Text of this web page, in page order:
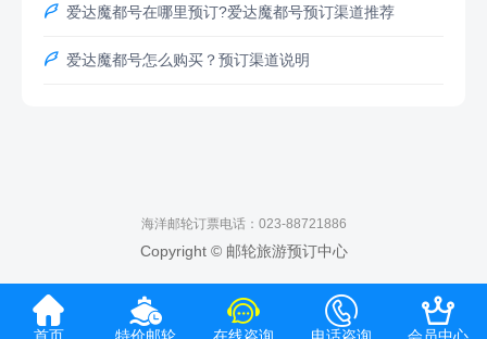
 爱达魔都号在哪里预订?爱达魔都号预订渠道推荐
 爱达魔都号怎么购买？预订渠道说明
海洋邮轮订票电话：023-88721886
Copyright © 邮轮旅游预订中心
    